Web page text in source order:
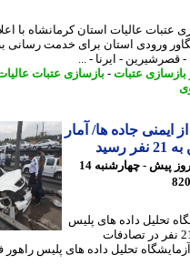
استان برای خدمت رسانی به
- ایرنا - ...
عتبات-بازسازی عتبات عالیات-
جاده ها/ آمار
3 روز پیش - چهارشنبه 14
داده های پلیس
از جان باختن 21 نفر در تصادفات
تحلیل داده های پلیس راهور